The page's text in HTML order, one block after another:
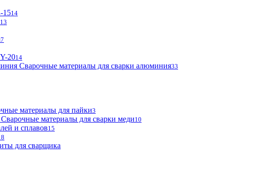
1514
13
7
2014
Сварочные материалы для сварки алюминия33
материалы для пайки3
Сварочные материалы для сварки меди10
и сплавов15
для сварщика